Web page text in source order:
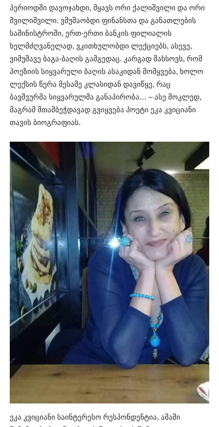
პერიოდში დავოჯახდი, მყავს ორი ქალიშვილი და ორი
შვილიშვილი. ვმუშაობდი ფინანსთა და განათლების
სამინისტროში, ერთ-ერთი ბანკის ფილიალის
ხელმძღვანელად, ვკითხულობდი ლექციებს, ასევე,
ვიმუშავე ბაგა-ბაღის გამგედაც. კარგად მახსოვს, რომ
პოეზიის სიყვარული ბაღის ასაკიდან მომყვება, ხოლო
ლექსის წერა მესამე კლასიდან დავიწყე, რაც
ბავშვურმა სიყვარულმა განაპირობა… – ასე მოკლედ,
მაგრამ შთამბეჭდავად გვიყვება პოეტი ეკა კვიციანი
თავის ბიოგრაფიას.
ეკა კვიციანი საინტერესო რესპონდენტია, ამაში